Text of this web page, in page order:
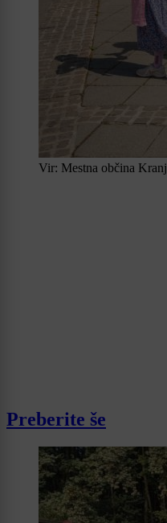
Vir: Mestna občina Kranj
Preberite še